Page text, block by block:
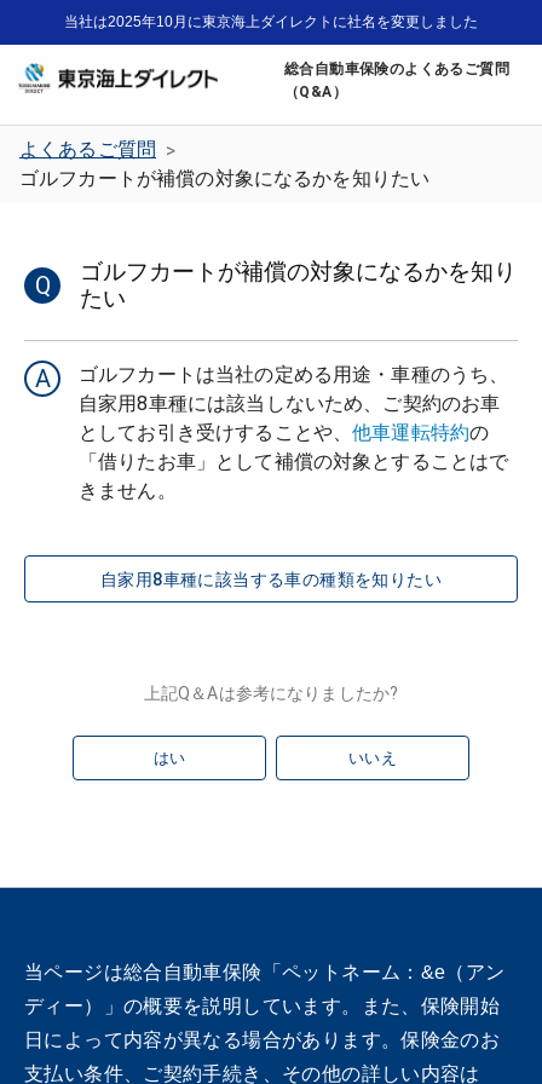
当社は2025年10月に東京海上ダイレクトに社名を変更しました
総合自動車保険のよくあるご質問
（Q&A）
よくあるご質問 >
ゴルフカートが補償の対象になるかを知りたい
Q
ゴルフカートが補償の対象になるかを知り
たい
A
ゴルフカートは当社の定める用途・車種のうち、
自家用8車種には該当しないため、ご契約のお車
としてお引き受けすることや、他車運転特約の
「借りたお車」として補償の対象とすることはで
きません。
自家用8車種に該当する車の種類を知りたい
上記Q＆Aは参考になりましたか?
はい いいえ
当ページは総合自動車保険「ペットネーム：&e（アン
ディー）」の概要を説明しています。また、保険開始
日によって内容が異なる場合があります。保険金のお
支払い条件、ご契約手続き、その他の詳しい内容は